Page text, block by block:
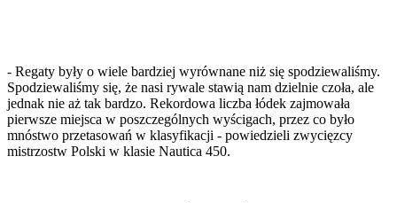
- Regaty były o wiele bardziej wyrównane niż się spodziewaliśmy.
Spodziewaliśmy się, że nasi rywale stawią nam dzielnie czoła, ale
jednak nie aż tak bardzo. Rekordowa liczba łódek zajmowała
pierwsze miejsca w poszczególnych wyścigach, przez co było
mnóstwo przetasowań w klasyfikacji - powiedzieli zwycięzcy
mistrzostw Polski w klasie Nautica 450.